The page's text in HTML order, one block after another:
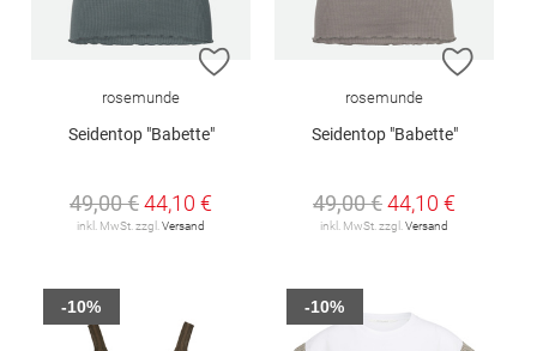
ZUR WUNSCHLISTE HINZUFÜGEN
rosemunde
Seidentop "Babette"
49,00 €44,10 €
inkl. MwSt. zzgl.Versand
ZUR
rosemunde
Seidentop "Babette"
49,00 €44,10 €
inkl. MwSt. zzgl.Versand
-10% -10%